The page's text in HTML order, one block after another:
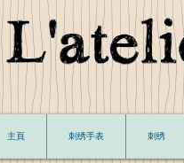
主頁 刺绣手表 刺绣